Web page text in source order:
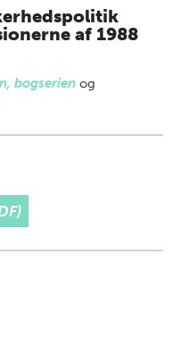
af 1988
bogserien og